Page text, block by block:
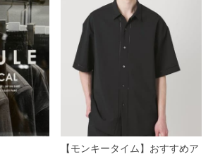
【モンキータイム】おすすめア